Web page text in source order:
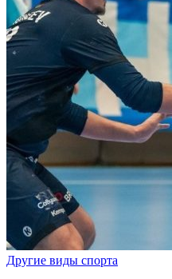
Другие виды спорта